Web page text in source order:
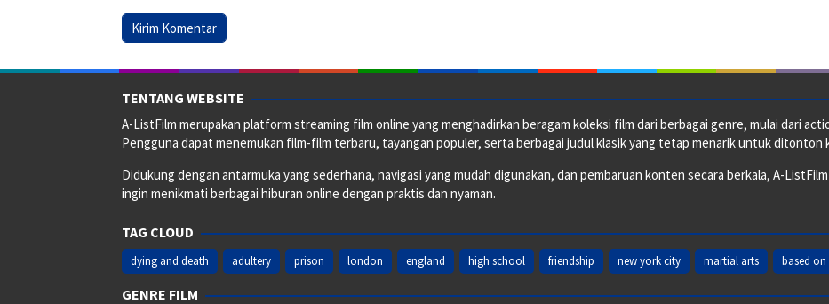
TENTANG WEBSITE
A-ListFilm merupakan platform streaming film online yang menghadirkan beragam koleksi film dari berbagai genre, mulai dari
Pengguna dapat menemukan film-film terbaru, tayangan populer, serta berbagai judul klasik yang tetap menarik untuk ditonton
Didukung dengan antarmuka yang sederhana, navigasi yang mudah digunakan, dan pembaruan konten secara berkala, A-
ingin menikmati berbagai hiburan online dengan praktis dan nyaman.
TAG CLOUD
dying and death adultery prison london england high school friendship new york city martial arts based
GENRE FILM